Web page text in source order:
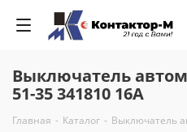
Выключатель
51-35 341810 16А
Главная - Каталог - Выключатель